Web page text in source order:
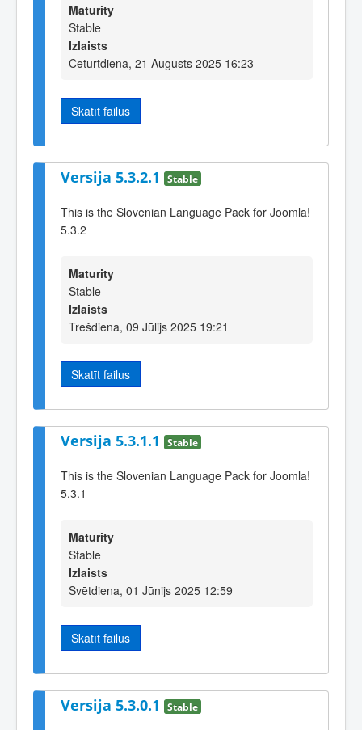
Maturity
Stable
Izlaists
Ceturtdiena, 21 Augusts 2025 16:23
Skatīt failus
Versija 5.3.2.1 Stable
This is the Slovenian Language Pack for Joomla!
5.3.2
Maturity
Stable
Izlaists
Trešdiena, 09 Jūlijs 2025 19:21
Skatīt failus
Versija 5.3.1.1 Stable
This is the Slovenian Language Pack for Joomla!
5.3.1
Maturity
Stable
Izlaists
Svētdiena, 01 Jūnijs 2025 12:59
Skatīt failus
Versija 5.3.0.1 Stable